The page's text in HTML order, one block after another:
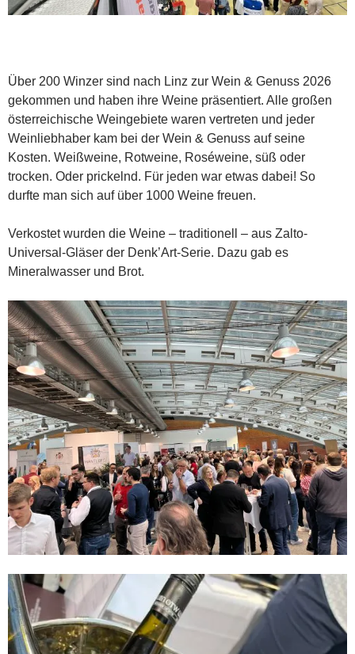
Über 200 Winzer sind nach Linz zur Wein & Genuss 2026
gekommen und haben ihre Weine präsentiert. Alle großen
österreichische Weingebiete waren vertreten und jeder
Weinliebhaber kam bei der Wein & Genuss auf seine
Kosten. Weißweine, Rotweine, Roséweine, süß oder
trocken. Oder prickelnd. Für jeden war etwas dabei! So
durfte man sich auf über 1000 Weine freuen.
Verkostet wurden die Weine – traditionell – aus Zalto-
Universal-Gläser der Denk’Art-Serie. Dazu gab es
Mineralwasser und Brot.